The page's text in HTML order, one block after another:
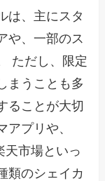
は、主にスタ
や、一部のス
ただし、限定
まうことも多
ることが大切
プリや、
天市場といっ
類のシェイカ